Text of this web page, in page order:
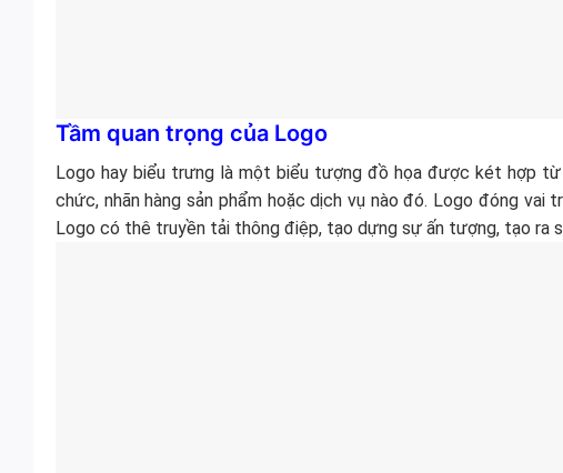
Tầm quan trọng của Logo
Logo hay biểu trưng là một biểu tượng đồ họa được két hợp
chức, nhãn hàng sản phẩm hoặc dịch vụ nào đó. Logo đóng
Logo có thê truyền tải thông điệp, tạo dựng sự ấn tượng, tạo ra